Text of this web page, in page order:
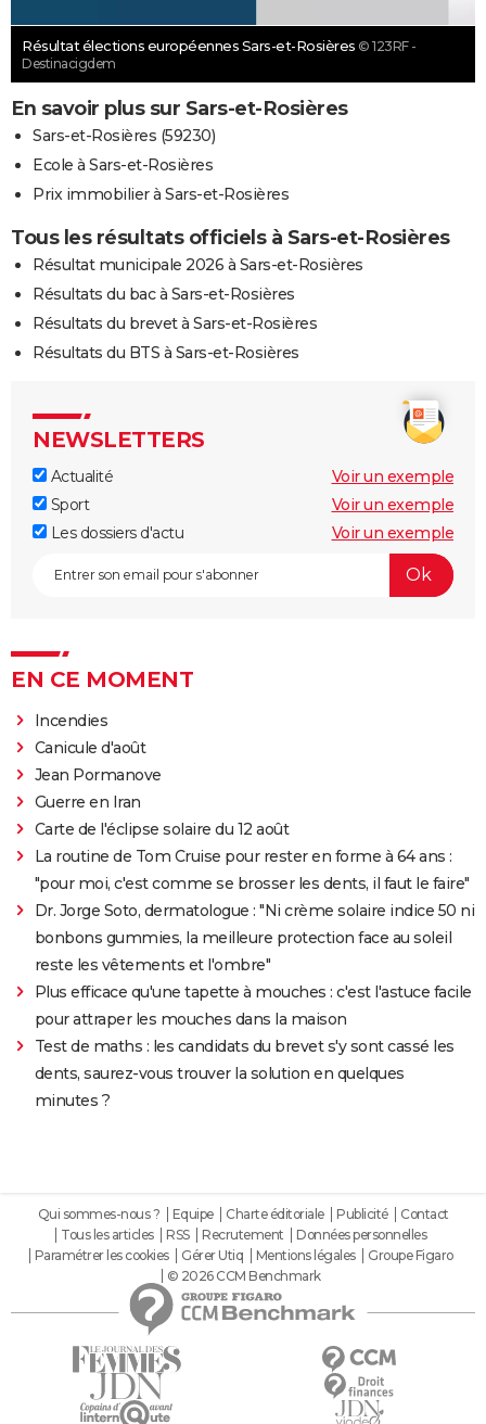
Résultat élections européennes Sars-et-Rosières © 123RF -
Destinacigdem
En savoir plus sur Sars-et-Rosières
Sars-et-Rosières (59230)
Ecole à Sars-et-Rosières
Prix immobilier à Sars-et-Rosières
Tous les résultats officiels à Sars-et-Rosières
Résultat municipale 2026 à Sars-et-Rosières
Résultats du bac à Sars-et-Rosières
Résultats du brevet à Sars-et-Rosières
Résultats du BTS à Sars-et-Rosières
NEWSLETTERS
Actualité
Voir un exemple
Sport
Voir un exemple
Les dossiers d'actu
Voir un exemple
EN CE MOMENT
Incendies
Canicule d'août
Jean Pormanove
Guerre en Iran
Carte de l'éclipse solaire du 12 août
La routine de Tom Cruise pour rester en forme à 64 ans :
"pour moi, c'est comme se brosser les dents, il faut le faire"
Dr. Jorge Soto, dermatologue : "Ni crème solaire indice 50 ni
bonbons gummies, la meilleure protection face au soleil
reste les vêtements et l'ombre"
Plus efficace qu'une tapette à mouches : c'est l'astuce facile
pour attraper les mouches dans la maison
Test de maths : les candidats du brevet s'y sont cassé les
dents, saurez-vous trouver la solution en quelques
minutes ?
Qui sommes-nous ? Equipe Charte éditoriale Publicité
Contact
Tous les articles
RSS Recrutement
Données personnelles
Paramétrer les cookies
Gérer Utiq Mentions légales
Groupe Figaro
© 2026 CCM Benchmark